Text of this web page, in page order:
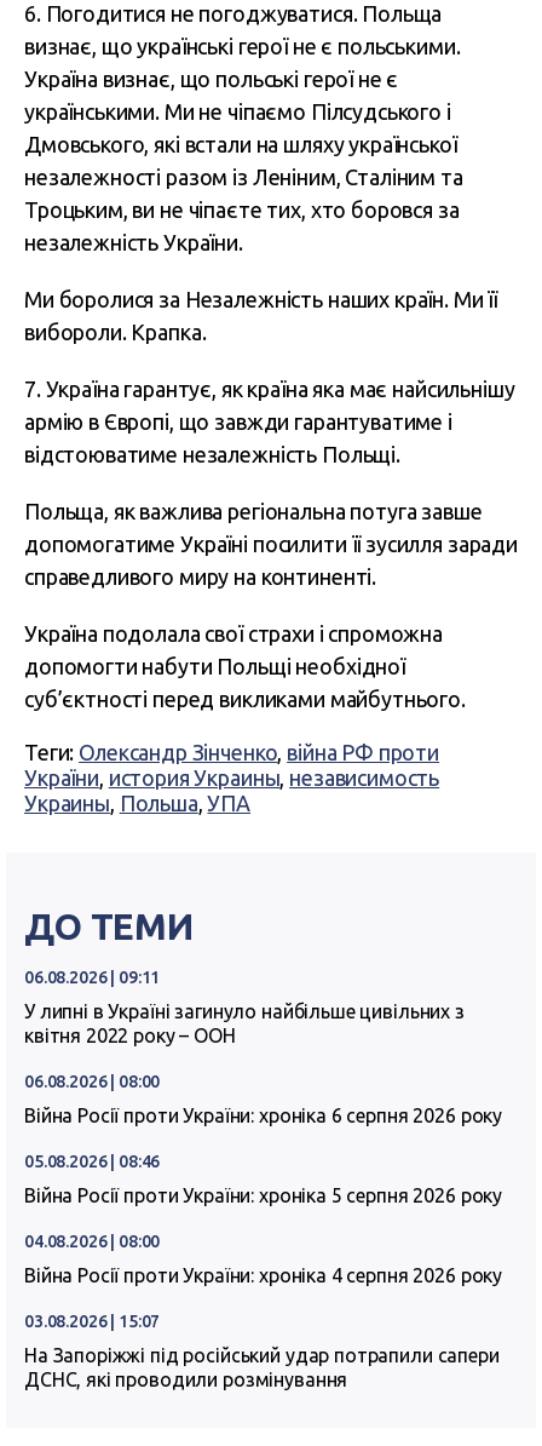
6. Погодитися не погоджуватися. Польща
визнає, що українські герої не є польськими.
Україна визнає, що польські герої не є
українськими. Ми не чіпаємо Пілсудського і
Дмовського, які встали на шляху української
незалежності разом із Леніним, Сталіним та
Троцьким, ви не чіпаєте тих, хто боровся за
незалежність України.
Ми боролися за Незалежність наших країн. Ми її
вибороли. Крапка.
7. Україна гарантує, як країна яка має найсильнішу
армію в Європі, що завжди гарантуватиме і
відстоюватиме незалежність Польщі.
Польща, як важлива регіональна потуга завше
допомогатиме Україні посилити її зусилля заради
справедливого миру на континенті.
Україна подолала свої страхи і спроможна
допомогти набути Польщі необхідної
суб’єктності перед викликами майбутнього.
Теги: Олександр Зінченко, війна РФ проти
України, история Украины, независимость
Украины, Польша,УПА
ДО ТЕМИ
06.08.2026 | 09:11
У липні в Україні загинуло найбільше цивільних з
квітня 2022 року – ООН
06.08.2026 | 08:00
Війна Росії проти України: хроніка 6 серпня 2026 року
05.08.2026 | 08:46
Війна Росії проти України: хроніка 5 серпня 2026 року
04.08.2026 | 08:00
Війна Росії проти України: хроніка 4 серпня 2026 року
03.08.2026 | 15:07
На Запоріжжі під російський удар потрапили сапери
ДСНС, які проводили розмінування